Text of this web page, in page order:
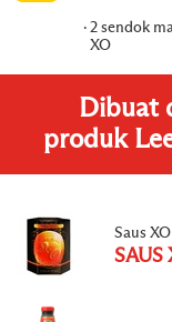
2 sendok
XO
Dibuat
produk
Saus XO
SAUS